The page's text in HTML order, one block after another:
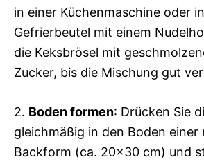
in einer Küchenmaschine oder
Gefrierbeutel mit einem
die Keksbrösel mit
Zucker, bis die Mischung gut
2. Boden formen: Drücken Sie
gleichmäßig in den Boden einer
Backform (ca. 20×30 cm) und